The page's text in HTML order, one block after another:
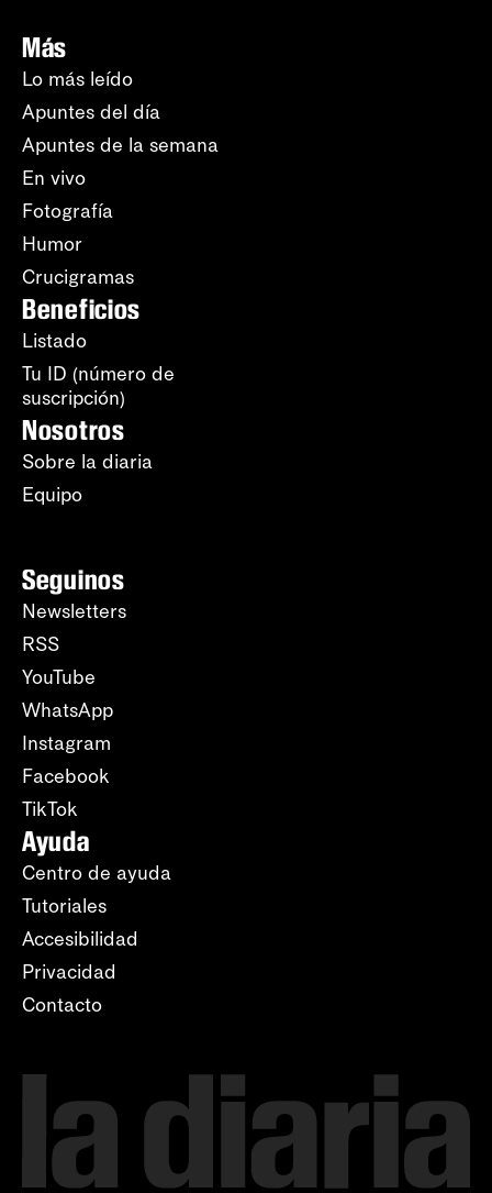
Más
Lo más leído
Apuntes del día
Apuntes de la semana
En vivo
Fotografía
Humor
Crucigramas
Beneficios
Listado
Tu ID (número de
suscripción)
Nosotros
Sobre la diaria
Equipo
Seguinos
Newsletters
RSS
YouTube
WhatsApp
Instagram
Facebook
TikTok
Ayuda
Centro de ayuda
Tutoriales
Accesibilidad
Privacidad
Contacto